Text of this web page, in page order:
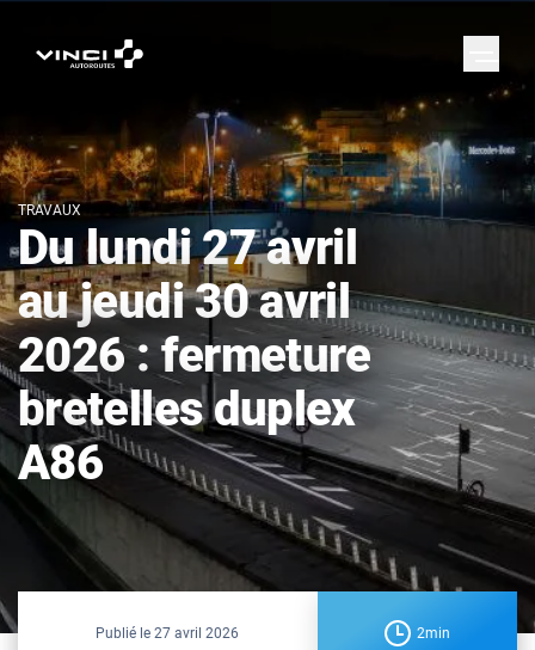
TRAVAUX
Du lundi 27 avril
au jeudi 30 avril
2026 : fermeture
bretelles duplex
A86
Publié le27 avril 2026 2min